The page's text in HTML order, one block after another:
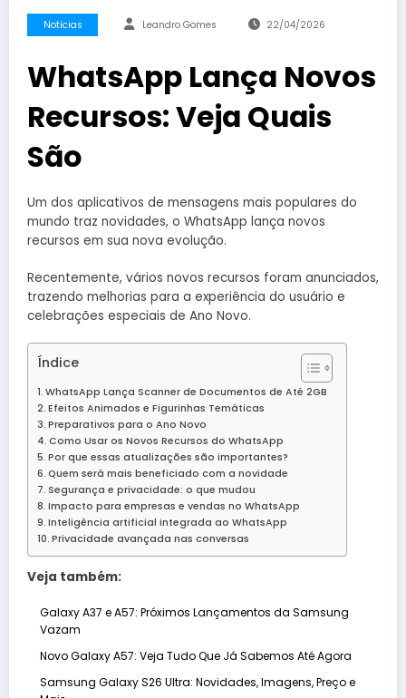
Notícias Leandro Gomes 22/04/2026
WhatsApp Lança Novos
Recursos: Veja Quais
São
Um dos aplicativos de mensagens mais populares do
mundo traz novidades, o WhatsApp lança novos
recursos em sua nova evolução.
Recentemente, vários novos recursos foram anunciados,
trazendo melhorias para a experiência do usuário e
celebrações especiais de Ano Novo.
Índice
WhatsApp Lança Scanner de Documentos de Até 2GB
Efeitos Animados e Figurinhas Temáticas
Preparativos para o Ano Novo
Como Usar os Novos Recursos do WhatsApp
Por que essas atualizações são importantes?
Quem será mais beneficiado com a novidade
Segurança e privacidade: o que mudou
Impacto para empresas e vendas no WhatsApp
Inteligência artificial integrada ao WhatsApp
Privacidade avançada nas conversas
Veja também:
Galaxy A37 e A57: Próximos Lançamentos da Samsung
Vazam
Novo Galaxy A57: Veja Tudo Que Já Sabemos Até Agora
Samsung Galaxy S26 Ultra: Novidades, Imagens, Preço e